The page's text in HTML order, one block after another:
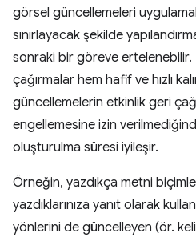
görsel güncellemeleri
sınırlayacak şekilde
sonraki bir göreve ertelenebilir.
çağırmalar hem hafif ve hızlı
güncellemelerin etkinlik geri
engellemesine izin
oluşturulma süresi iyileşir.
Örneğin, yazdıkça metni
yazdıklarınıza yanıt olarak
yönlerini de güncelleyen (ör.